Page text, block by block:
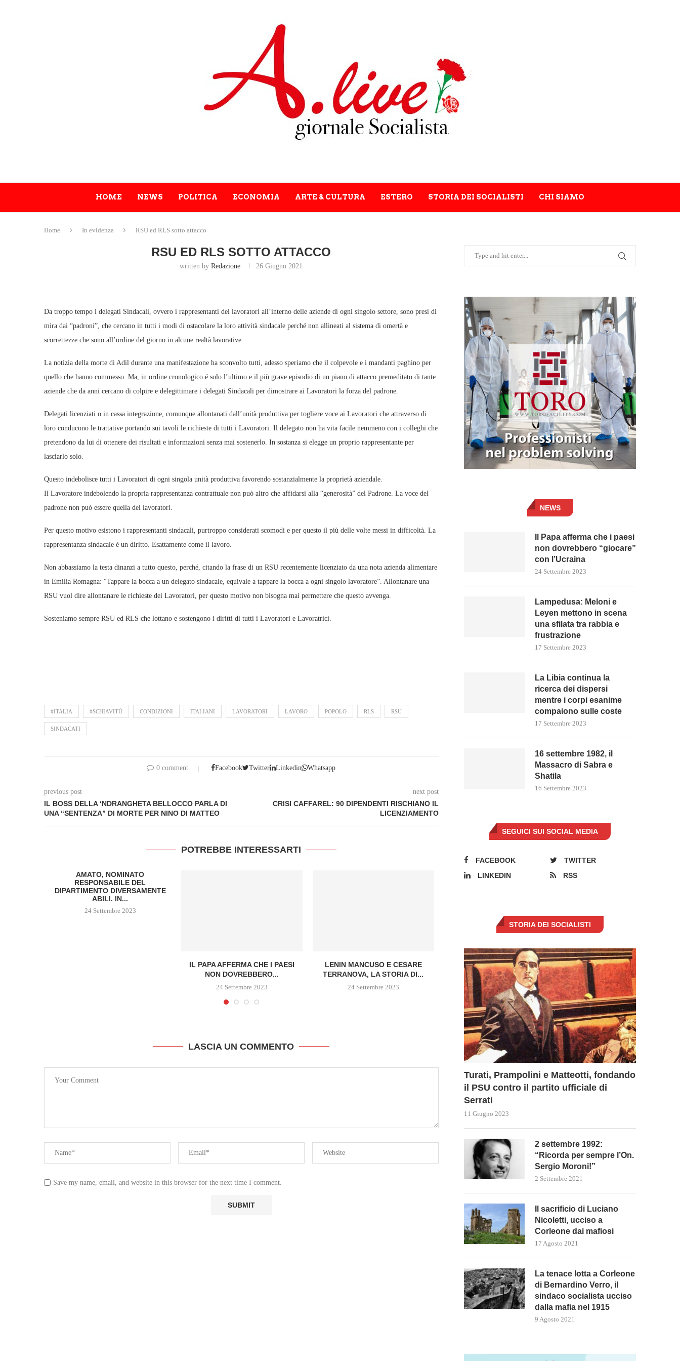
HOME NEWS POLITICA ECONOMIA ARTE & CULTURA ESTERO STORIA DEI SOCIALISTI CHI SIAMO
Home In evidenza RSU ed RLS sotto attacco
RSU ED RLS SOTTO ATTACCO
written byRedazione 26 Giugno 2021
Da troppo tempo i delegati Sindacali, ovvero i rappresentanti dei lavoratori all’interno delle aziende di ogni singolo settore, sono presi di
mira dai “padroni”, che cercano in tutti i modi di ostacolare la loro attività sindacale perché non allineati al sistema di omertà e
scorrettezze che sono all’ordine del giorno in alcune realtà lavorative.
La notizia della morte di Adil durante una manifestazione ha sconvolto tutti, adesso speriamo che il colpevole e i mandanti paghino per
quello che hanno commesso. Ma, in ordine cronologico é solo l’ultimo e il più grave episodio di un piano di attacco premeditato di tante
aziende che da anni cercano di colpire e delegittimare i delegati Sindacali per dimostrare ai Lavoratori la forza del padrone.
Delegati licenziati o in cassa integrazione, comunque allontanati dall’unità produttiva per togliere voce ai Lavoratori che attraverso di
loro conducono le trattative portando sui tavoli le richieste di tutti i Lavoratori. Il delegato non ha vita facile nemmeno con i colleghi che
pretendono da lui di ottenere dei risultati e informazioni senza mai sostenerlo. In sostanza si elegge un proprio rappresentante per
lasciarlo solo.
Questo indebolisce tutti i Lavoratori di ogni singola unità produttiva favorendo sostanzialmente la proprietà aziendale.
Il Lavoratore indebolendo la propria rappresentanza contrattuale non può altro che affidarsi alla “generosità” del Padrone. La voce del
padrone non può essere quella dei lavoratori.
Per questo motivo esistono i rappresentanti sindacali, purtroppo considerati scomodi e per questo il più delle volte messi in difficoltà. La
rappresentanza sindacale è un diritto. Esattamente come il lavoro.
Non abbassiamo la testa dinanzi a tutto questo, perché, citando la frase di un RSU recentemente licenziato da una nota azienda alimentare
in Emilia Romagna: “Tappare la bocca a un delegato sindacale, equivale a tappare la bocca a ogni singolo lavoratore”. Allontanare una
RSU vuol dire allontanare le richieste dei Lavoratori, per questo motivo non bisogna mai permettere che questo avvenga.
Sosteniamo sempre RSU ed RLS che lottano e sostengono i diritti di tutti i Lavoratori e Lavoratrici.
#ITALIA #SCHIAVITÙ CONDIZIONI ITALIANI LAVORATORI LAVORO POPOLO RLS RSU
SINDACATI
0 comment Facebook Twitter Linkedin Whatsapp
previous post
IL BOSS DELLA ‘NDRANGHETA BELLOCCO PARLA DI
UNA “SENTENZA” DI MORTE PER NINO DI MATTEO
next post
CRISI CAFFAREL: 90 DIPENDENTI RISCHIANO IL
LICENZIAMENTO
POTREBBE INTERESSARTI
AMATO, NOMINATO
RESPONSABILE DEL
DIPARTIMENTO DIVERSAMENTE
ABILI. IN...
24 Settembre 2023
IL PAPA AFFERMA CHE I PAESI
NON DOVREBBERO...
24 Settembre 2023
LENIN MANCUSO E CESARE
TERRANOVA, LA STORIA DI...
24 Settembre 2023
La morte del comunista regala un
LAMPEDUSA: MELONI E
METTONO IN SCENA
17 Settembre 2023
LASCIA UN COMMENTO
Save my name, email, and website in this browser for the next time I comment.
NEWS
Il Papa afferma che i paesi
non dovrebbero “giocare”
con l’Ucraina
24 Settembre 2023
Lampedusa: Meloni e
Leyen mettono in scena
una sfilata tra rabbia e
frustrazione
17 Settembre 2023
La Libia continua la
ricerca dei dispersi
mentre i corpi esanime
compaiono sulle coste
17 Settembre 2023
16 settembre 1982, il
Massacro di Sabra e
Shatila
16 Settembre 2023
SEGUICI SUI SOCIAL MEDIA
FACEBOOK
TWITTER
LINKEDIN
RSS
STORIA DEI SOCIALISTI
Turati, Prampolini e Matteotti, fondando
il PSU contro il partito ufficiale di
Serrati
11 Giugno 2023
2 settembre 1992:
“Ricorda per sempre l’On.
Sergio Moroni!”
2 Settembre 2021
Il sacrificio di Luciano
Nicoletti, ucciso a
Corleone dai mafiosi
17 Agosto 2021
La tenace lotta a Corleone
di Bernardino Verro, il
sindaco socialista ucciso
dalla mafia nel 1915
9 Agosto 2021